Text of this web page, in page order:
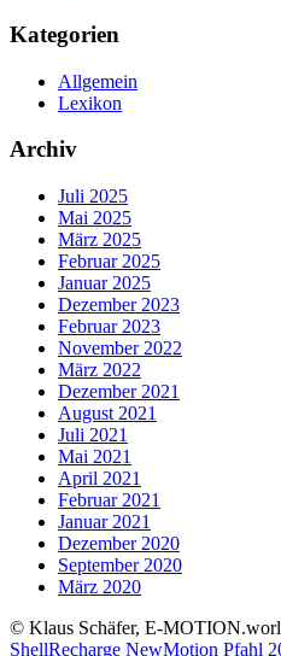
Kategorien
Allgemein
Lexikon
Archiv
Juli 2025
Mai 2025
März 2025
Februar 2025
Januar 2025
Dezember 2023
Februar 2023
November 2022
März 2022
Dezember 2021
August 2021
Juli 2021
Mai 2021
April 2021
Februar 2021
Januar 2021
Dezember 2020
September 2020
März 2020
© Klaus Schäfer, E-
ShellRecharge NewMotion Pfahl